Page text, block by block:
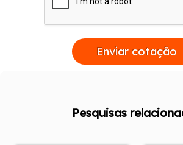
Enviar cotação
Pesquisas